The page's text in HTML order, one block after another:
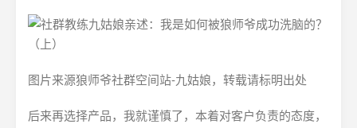
图片来源狼师爷社群空间站-九姑娘，转载请标明出处
后来再选择产品，我就谨慎了，本着对客户负责的态度，